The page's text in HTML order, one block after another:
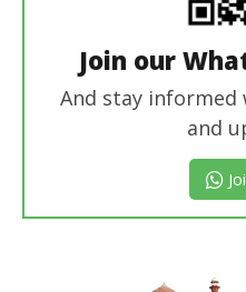
Join our
And stay
and